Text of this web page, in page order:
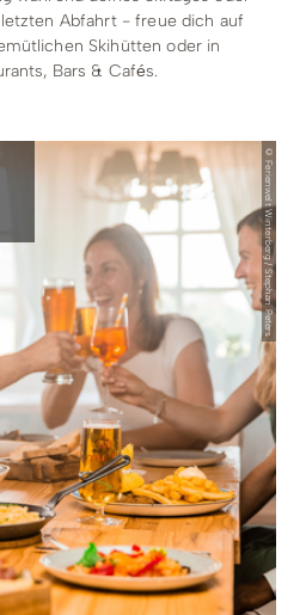
Abfahrt - freue dich auf
Skihütten oder in
Bars & Cafés.
© Ferienwelt Winterberg / Stephan Peters